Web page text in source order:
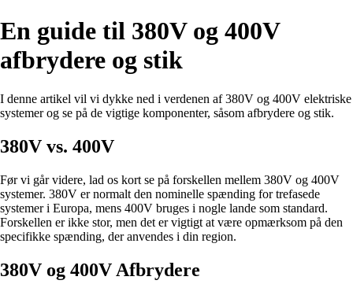
En guide til 380V og 400V
afbrydere og stik
I denne artikel vil vi dykke ned i verdenen af 380V og 400V elektriske
systemer og se på de vigtige komponenter, såsom afbrydere og stik.
380V vs. 400V
Før vi går videre, lad os kort se på forskellen mellem 380V og 400V
systemer. 380V er normalt den nominelle spænding for trefasede
systemer i Europa, mens 400V bruges i nogle lande som standard.
Forskellen er ikke stor, men det er vigtigt at være opmærksom på den
specifikke spænding, der anvendes i din region.
380V og 400V Afbrydere